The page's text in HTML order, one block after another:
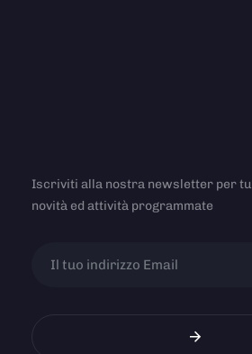
Iscriviti alla nostra newsletter per
novità ed attività programmate